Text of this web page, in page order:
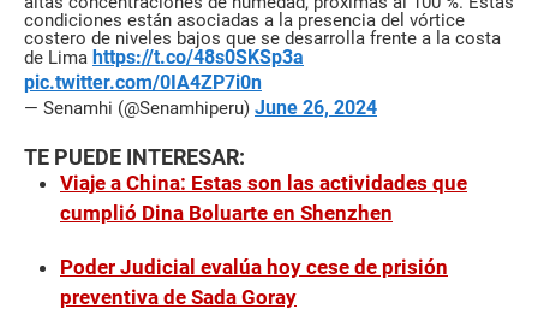
condiciones están asociadas a la presencia del vórtice
costero de niveles bajos que se desarrolla frente a la costa
de Lima https://t.co/48s0SKSp3a
pic.twitter.com/0IA4ZP7i0n
— Senamhi (@Senamhiperu) June 26, 2024
TE PUEDE INTERESAR:
Viaje a China: Estas son las actividades que
cumplió Dina Boluarte en Shenzhen
Poder Judicial evalúa hoy cese de prisión
preventiva de Sada Goray